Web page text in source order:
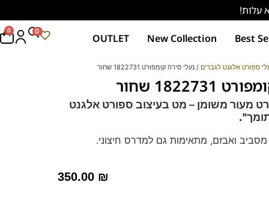
Best
New Collection
OUTLET
0 0
ספורט אלגנט לגברים / נעלי סירה קומפורט 1822731 שחור
שחור
מעור משומן – מט בעיצוב ספורט אלגנט
ואבזם, מתאימות גם למדרס חיצוני.
350.00 ₪